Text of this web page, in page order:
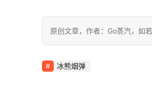
原创文章，作者：Go蒸汽，
冰熊烟弹